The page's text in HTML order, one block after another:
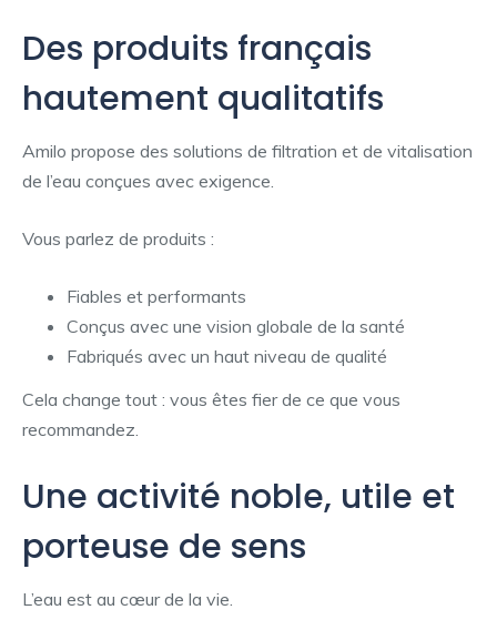
Des produits français
hautement qualitatifs
Amilo propose des solutions de filtration et de vitalisation
de l’eau conçues avec exigence.
Vous parlez de produits :
Fiables et performants
Conçus avec une vision globale de la santé
Fabriqués avec un haut niveau de qualité
Cela change tout : vous êtes fier de ce que vous
recommandez.
Une activité noble, utile et
porteuse de sens
L’eau est au cœur de la vie.